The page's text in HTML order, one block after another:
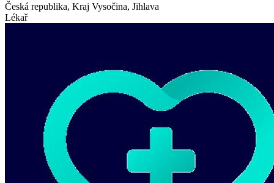
Česká republika, Kraj Vysočina, Jihlava
Lékař